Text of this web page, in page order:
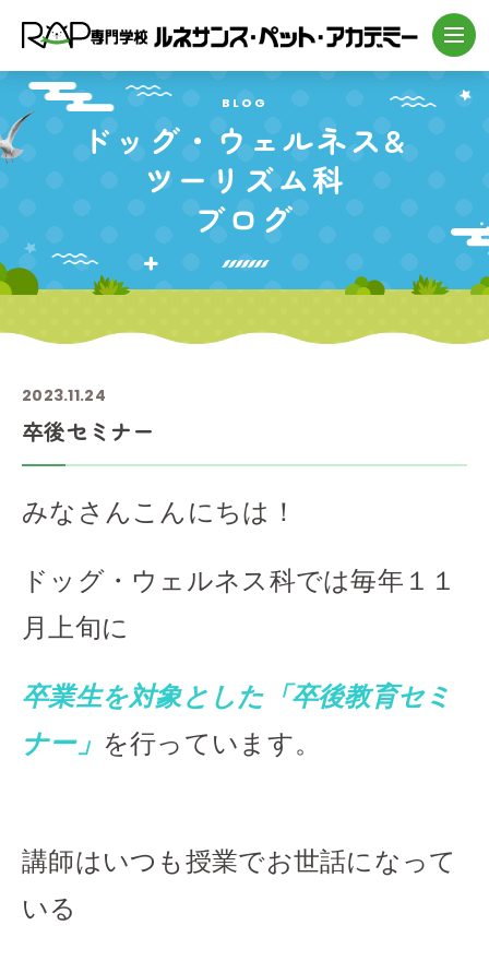
BLOG
ドッグ・ ウェルネス&
ツーリズム科
ブログ
2023.11.24
卒後セミナー
みなさんこんにちは！
ドッグ・ウェルネス科では毎年１１
月上旬に
卒業生を対象とした「卒後教育セミ
ナー」 を行っています。
講師はいつも授業でお世話になって
いる